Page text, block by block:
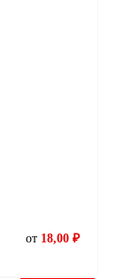
от 18,00 ₽